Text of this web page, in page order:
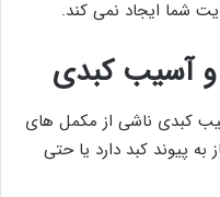
شما ایجاد نمی کند.
و آسیب کبدی
کبدی ناشی از مکمل های
پیوند کبد دارد یا حتی